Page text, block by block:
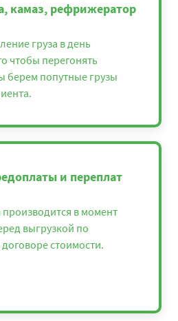
камаз, рефрижератор
груза в день
чтобы перегонять
берем попутные грузы
и переплат
в момент
выгрузкой по
стоимости.